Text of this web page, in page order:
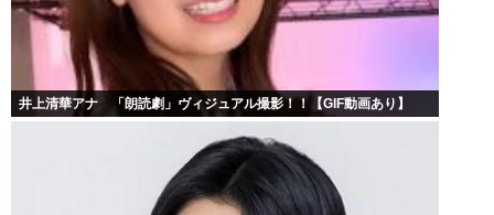
井上清華アナ 「朗読劇」ヴィジュアル撮影！！【GIF動画あり】